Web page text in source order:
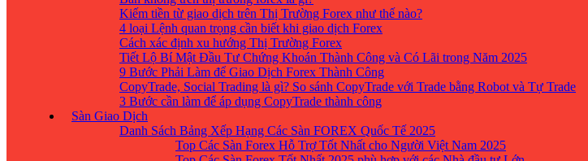
Kiếm tiền từ giao dịch trên Thị Trường Forex như thế nào?
4 loại Lệnh quan trọng cần biết khi giao dịch Forex
Cách xác định xu hướng Thị Trường Forex
Tiết Lộ Bí Mật Đầu Tư Chứng Khoán Thành Công và Có Lãi trong Năm 2025
9 Bước Phải Làm để Giao Dịch Forex Thành Công
CopyTrade, Social Trading là gì? So sánh CopyTrade với Trade bằng Robot và Tự Trade
3 Bước cần làm để áp dụng CopyTrade thành công
Sàn Giao Dịch
Danh Sách Bảng Xếp Hạng Các Sàn FOREX Quốc Tế 2025
Top Các Sàn Forex Hỗ Trợ Tốt Nhất cho Người Việt Nam 2025